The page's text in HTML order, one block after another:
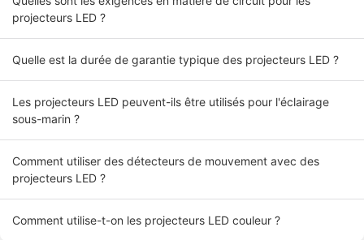
projecteurs LED ?
Quelle est la durée de garantie typique des projecteurs LED ?
Les projecteurs LED peuvent-ils être utilisés pour l'éclairage
sous-marin ?
Comment utiliser des détecteurs de mouvement avec des
projecteurs LED ?
Comment utilise-t-on les projecteurs LED couleur ?